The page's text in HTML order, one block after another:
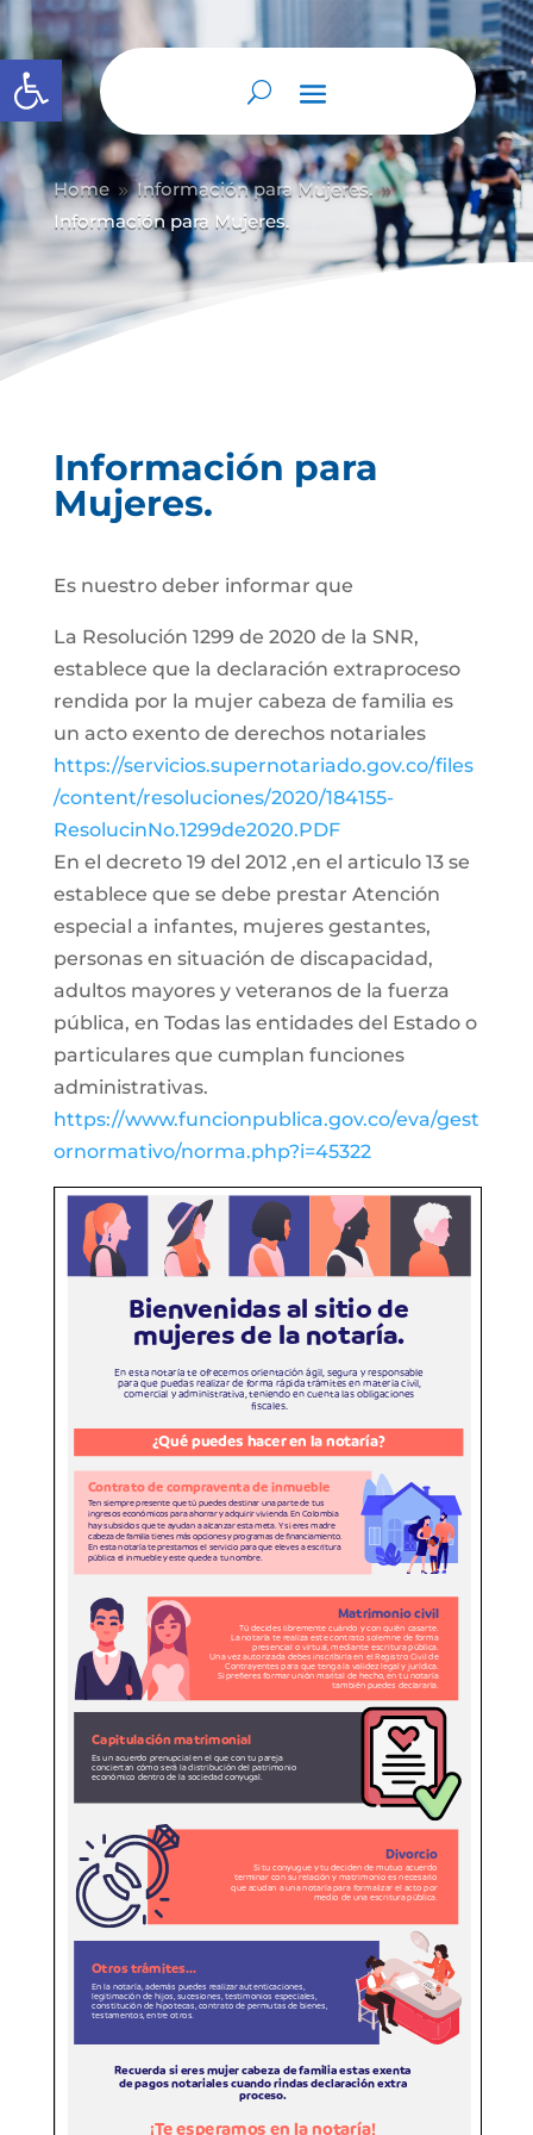
Abrir barra de herramientas
Home 9 Información para Mujeres. 9
Información para Mujeres.
Información para
Mujeres.
Es nuestro deber informar que
La Resolución 1299 de 2020 de la SNR,
establece que la declaración extraproceso
rendida por la mujer cabeza de familia es
un acto exento de derechos notariales
https://servicios.supernotariado.gov.co/files
/content/resoluciones/2020/184155-
ResolucinNo.1299de2020.PDF
En el decreto 19 del 2012 ,en el articulo 13 se
establece que se debe prestar Atención
especial a infantes, mujeres gestantes,
personas en situación de discapacidad,
adultos mayores y veteranos de la fuerza
pública, en Todas las entidades del Estado o
particulares que cumplan funciones
administrativas.
https://www.funcionpublica.gov.co/eva/gest
ornormativo/norma.php?i=45322